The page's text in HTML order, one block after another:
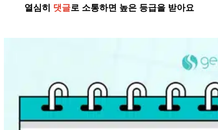
열심히 댓글로 소통하면 높은 등급을 받아요